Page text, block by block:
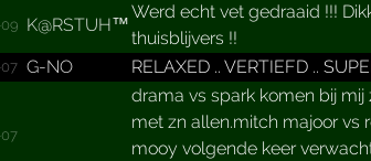
K@RSTUH™
Werd echt vet gedraaid !!!
thuisblijvers !!
G-NO RELAXED .. VERTIEFD ..
drama vs spark komen bij
met zn allen.mitch majoor vs
mooy volgende keer